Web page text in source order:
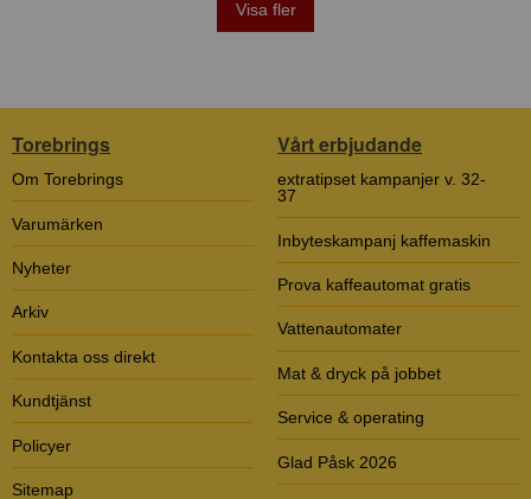
Visa fler
Torebrings
Om Torebrings
Varumärken
Nyheter
Arkiv
Kontakta oss direkt
Kundtjänst
Policyer
Sitemap
Vårt erbjudande
extratipset kampanjer v. 32-
37
Inbyteskampanj kaffemaskin
Prova kaffeautomat gratis
Vattenautomater
Mat & dryck på jobbet
Service & operating
Glad Påsk 2026